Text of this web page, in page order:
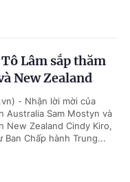
Lâm sắp thăm
New Zealand
- Nhận lời mời của
Australia Sam Mostyn và
New Zealand Cindy Kiro,
Ban Chấp hành Trung...